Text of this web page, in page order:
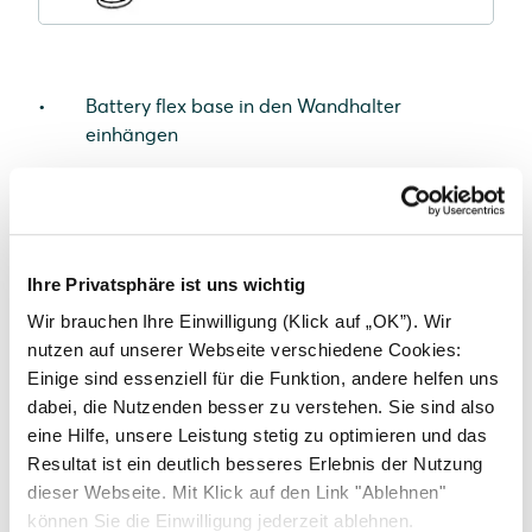
Ihre Privatsphäre ist uns wichtig
Wir brauchen Ihre Einwilligung (Klick auf „OK”). Wir
nutzen auf unserer Webseite verschiedene Cookies:
Einige sind essenziell für die Funktion, andere helfen uns
dabei, die Nutzenden besser zu verstehen. Sie sind also
eine Hilfe, unsere Leistung stetig zu optimieren und das
Resultat ist ein deutlich besseres Erlebnis der Nutzung
dieser Webseite. Mit Klick auf den Link "Ablehnen"
können Sie die Einwilligung jederzeit ablehnen.
Battery flex base in den Wandhalter
einhängen